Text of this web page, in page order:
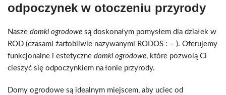
odpoczynek w otoczeniu przyrody
Nasze domki ogrodowe są doskonałym pomysłem dla działek w
ROD (czasami żartobliwie nazywanymi RODOS : – ). Oferujemy
funkcjonalne i estetyczne domki ogrodowe, które pozwolą Ci
cieszyć się odpoczynkiem na łonie przyrody.
Domy ogrodowe są idealnym miejscem, aby uciec od